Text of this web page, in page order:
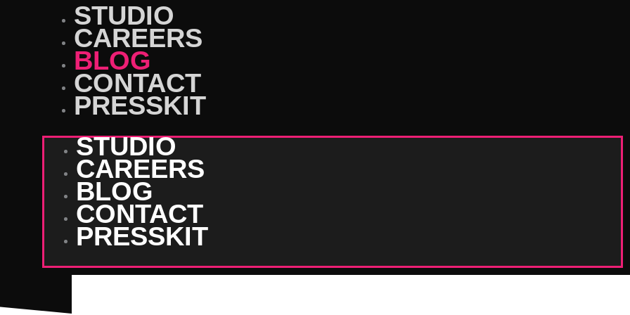
STUDIO
CAREERS
BLOG
CONTACT
PRESSKIT
STUDIO
CAREERS
BLOG
CONTACT
PRESSKIT